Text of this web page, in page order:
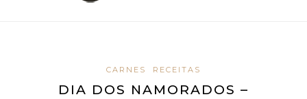
CARNES RECEITAS
DIA DOS NAMORADOS –